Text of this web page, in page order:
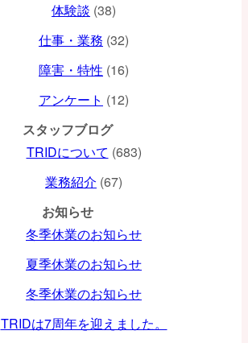
体験談 (38)
仕事・業務 (32)
障害・特性 (16)
アンケート (12)
スタッフブログ
TRIDについて (683)
業務紹介 (67)
お知らせ
冬季休業のお知らせ
夏季休業のお知らせ
冬季休業のお知らせ
TRIDは7周年を迎えました。